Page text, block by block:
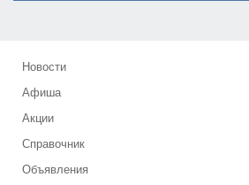
Новости
Афиша
Акции
Справочник
Объявления